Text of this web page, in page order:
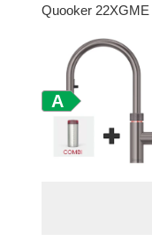
Quooker 22XGME
A